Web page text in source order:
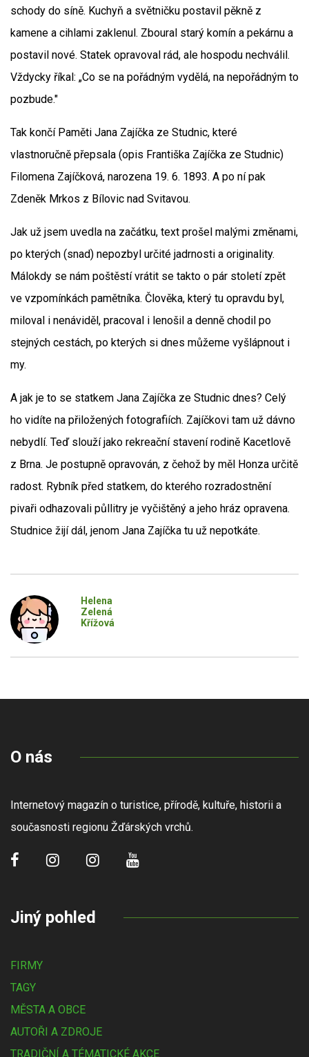
schody do síně. Kuchyň a světničku postavil pěkně z
kamene a cihlami zaklenul. Zboural starý komín a pekárnu a
postavil nové. Statek opravoval rád, ale hospodu nechválil.
Vždycky říkal: „Co se na pořádným vydělá, na nepořádným to
pozbude."
Tak končí Paměti Jana Zajíčka ze Studnic, které
vlastnoručně přepsala (opis Františka Zajíčka ze Studnic)
Filomena Zajíčková, narozena 19. 6. 1893. A po ní pak
Zdeněk Mrkos z Bílovic nad Svitavou.
Jak už jsem uvedla na začátku, text prošel malými změnami,
po kterých (snad) nepozbyl určité jadrnosti a originality.
Málokdy se nám poštěstí vrátit se takto o pár století zpět
ve vzpomínkách pamětníka. Člověka, který tu opravdu byl,
miloval i nenáviděl, pracoval i lenošil a denně chodil po
stejných cestách, po kterých si dnes můžeme vyšlápnout i
my.
A jak je to se statkem Jana Zajíčka ze Studnic dnes? Celý
ho vidíte na přiložených fotografiích. Zajíčkovi tam už dávno
nebydlí. Teď slouží jako rekreační stavení rodině Kacetlově
z Brna. Je postupně opravován, z čehož by měl Honza určitě
radost. Rybník před statkem, do kterého rozradostnění
pivaři odhazovali půllitry je vyčištěný a jeho hráz opravena.
Studnice žijí dál, jenom Jana Zajíčka tu už nepotkáte.
Helena
Zelená
Křížová
O nás
Internetový magazín o turistice, přírodě, kultuře, historii a
současnosti regionu Žďárských vrchů.
Jiný pohled
FIRMY
TAGY
MĚSTA A OBCE
AUTOŘI A ZDROJE
TRADIČNÍ A TÉMATICKÉ AKCE